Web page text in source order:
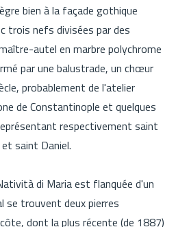
bien à la façade gothique
trois nefs divisées par des
autel en marbre polychrome
par une balustrade, un chœur
probablement de l'atelier
de Constantinople et quelques
respectivement saint
saint Daniel.
di Maria est flanquée d'un
se trouvent deux pierres
dont la plus récente (de 1887)